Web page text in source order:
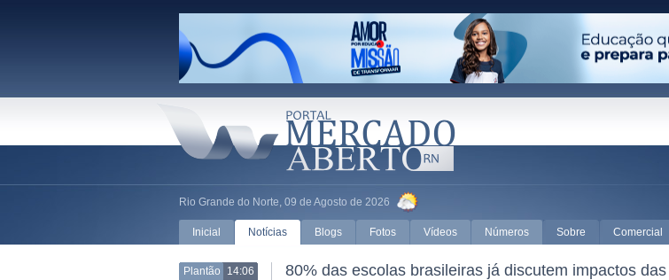
Rio Grande do Norte, 09 de Agosto de 2026
Inicial Notícias Blogs Fotos Vídeos Números Sobre Comercial
Plantão 14:06 80% das escolas brasileiras já discutem impactos